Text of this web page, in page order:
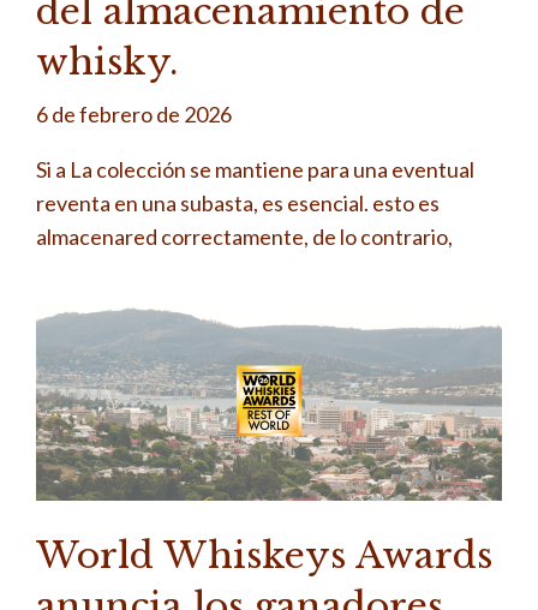
del almacenamiento de
whisky.
6 de febrero de 2026
Si a La colección se mantiene para una eventual
reventa en una subasta, es esencial. esto es
almacenared correctamente, de lo contrario,
World Whiskeys Awards